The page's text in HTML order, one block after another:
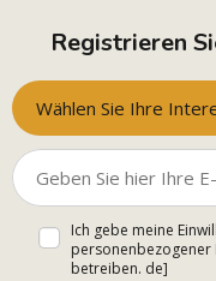
Registrieren
Wählen Sie Ihre
Ich gebe meine
personenbezogener
betreiben. de]